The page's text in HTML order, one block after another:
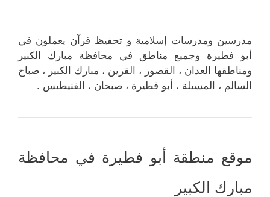
مدرسين ومدرسات إسلامية و تحفيظ قرآن يعملون في
أبو فطيرة وجميع مناطق في محافظة مبارك الكبير
ومناطقها العدان ، القصور ، القرين ، مبارك الكبير ، صباح
السالم ، المسيلة ، أبو فطيرة ، صبحان ، الفنيطيس .
موقع منطقة أبو فطيرة في محافظة
مبارك الكبير